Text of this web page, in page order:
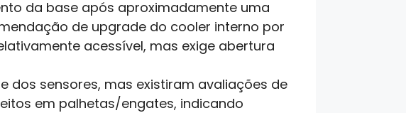
da base após aproximadamente uma
de upgrade do cooler interno por
acessível, mas exige abertura
dos sensores, mas existiram avaliações de
em palhetas/engates, indicando